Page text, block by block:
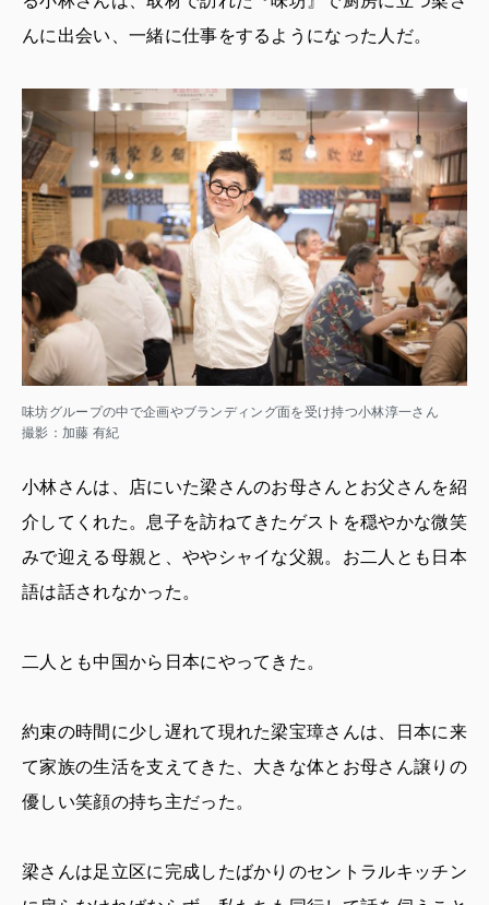
んに出会い、一緒に仕事をするようになった人だ。
味坊グループの中で企画やブランディング面を受け持つ小林淳一さん
撮影：加藤 有紀
小林さんは、店にいた梁さんのお母さんとお父さんを紹
介してくれた。息子を訪ねてきたゲストを穏やかな微笑
みで迎える母親と、ややシャイな父親。お二人とも日本
語は話されなかった。
二人とも中国から日本にやってきた。
約束の時間に少し遅れて現れた梁宝璋さんは、日本に来
て家族の生活を支えてきた、大きな体とお母さん譲りの
優しい笑顔の持ち主だった。
梁さんは足立区に完成したばかりのセントラルキッチン